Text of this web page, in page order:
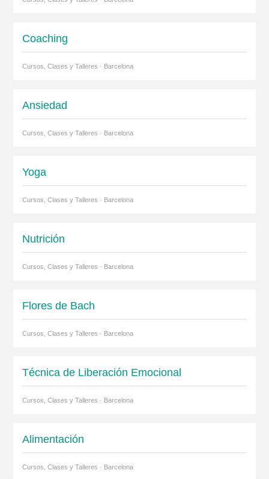
Coaching
Cursos, Clases y Talleres · Barcelona
Ansiedad
Cursos, Clases y Talleres · Barcelona
Yoga
Cursos, Clases y Talleres · Barcelona
Nutrición
Cursos, Clases y Talleres · Barcelona
Flores de Bach
Cursos, Clases y Talleres · Barcelona
Técnica de Liberación Emocional
Cursos, Clases y Talleres · Barcelona
Alimentación
Cursos, Clases y Talleres · Barcelona